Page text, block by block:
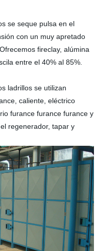
se seque pulsa en el
con un muy apretado
fireclay, alúmina
entre el 40% al 85%.
ladrillos se utilizan
caliente, eléctrico
furance furance furance y
regenerador, tapar y